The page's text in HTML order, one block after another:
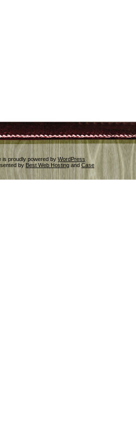
is proudly powered by WordPress
by Best Web Hosting and Case